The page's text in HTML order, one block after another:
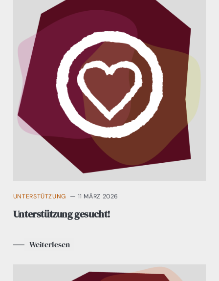
UNTERSTÜTZUNG 11 MÄRZ 2026
Unterstützung gesucht!
Weiterlesen